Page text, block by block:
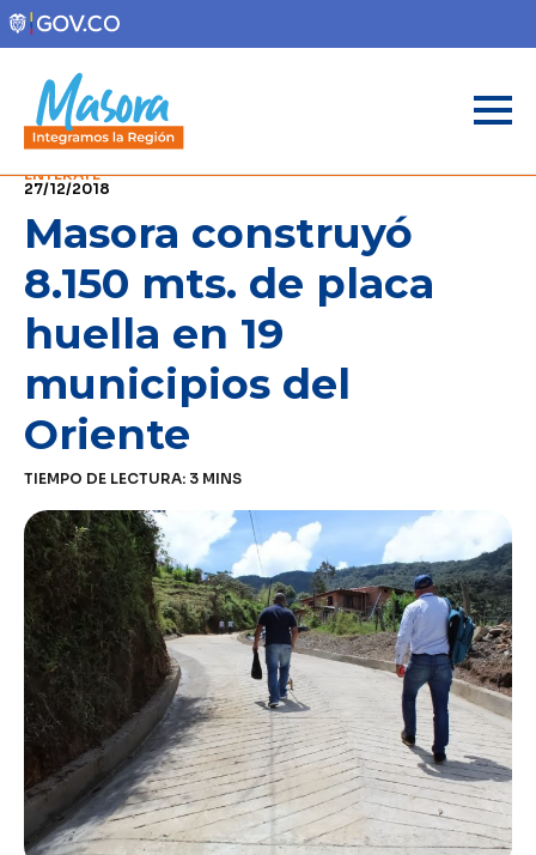
ENTÉRATE
27/12/2018
Masora construyó
8.150 mts. de placa
huella en 19
municipios del
Oriente
TIEMPO DE LECTURA: 3 MINS